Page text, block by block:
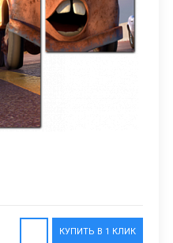
КУПИТЬ В 1 КЛИК